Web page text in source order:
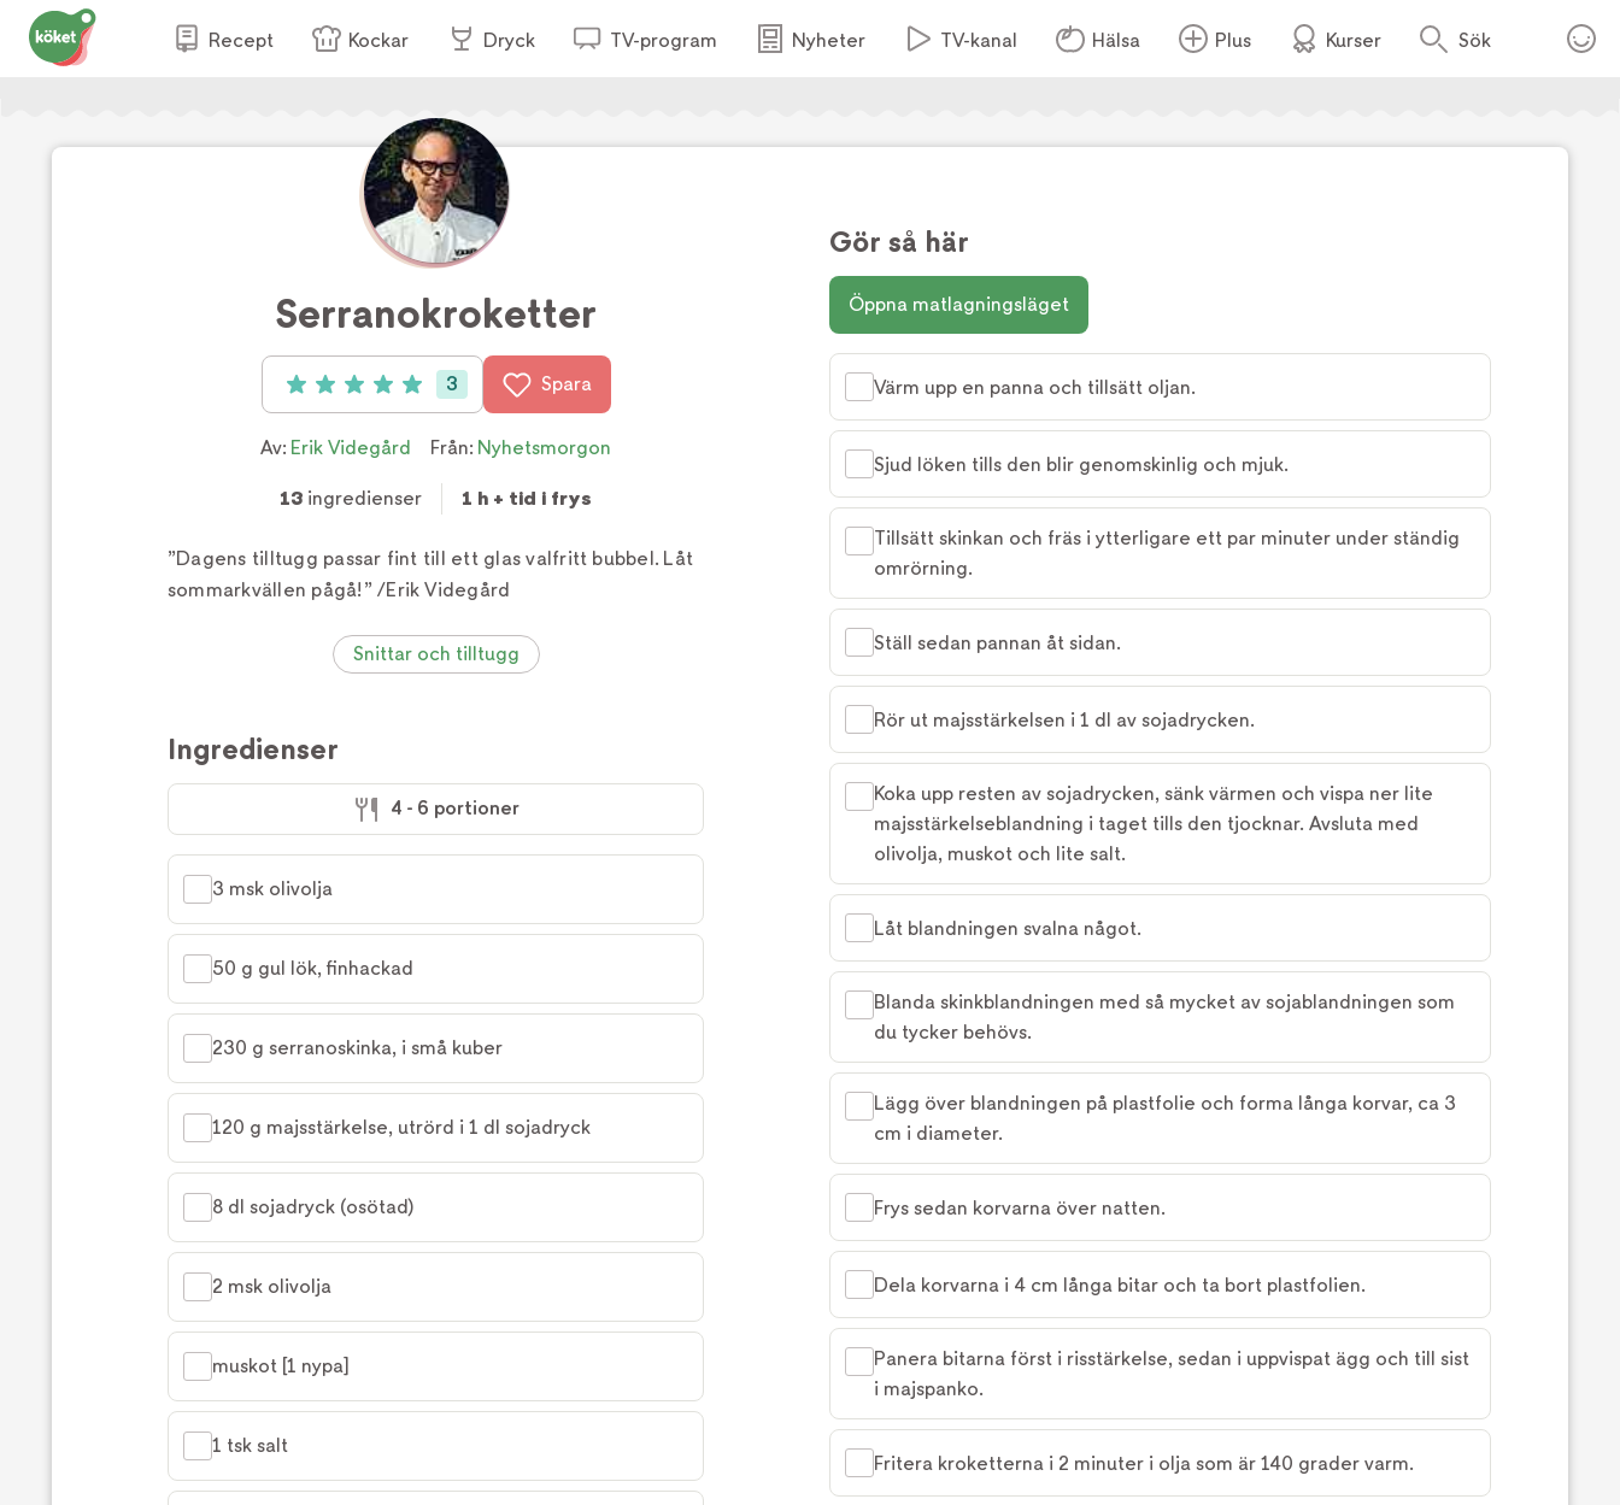
Recept Kockar Dryck TV-program Nyheter TV-kanal Hälsa Plus Kurser Sök
Foto:TV4
Serranokroketter
Betyg: 5 av 5 (3 röster)
3 Spara
Av: Erik Videgård Från: Nyhetsmorgon
13 ingredienser 1 h + tid i frys
”Dagens tilltugg passar fint till ett glas valfritt bubbel. Låt
sommarkvällen pågå!” /Erik Videgård
Snittar och tilltugg
Ingredienser
4 - 6 portioner
3 msk olivolja
50 g gul lök, finhackad
230 g serranoskinka, i små kuber
120 g majsstärkelse, utrörd i 1 dl sojadryck
8 dl sojadryck (osötad)
2 msk olivolja
muskot [1 nypa]
1 tsk salt
Gör så här
Öppna matlagningsläget
Värm upp en panna och tillsätt oljan.
Sjud löken tills den blir genomskinlig och mjuk.
Tillsätt skinkan och fräs i ytterligare ett par minuter under ständig
omrörning.
Ställ sedan pannan åt sidan.
Rör ut majsstärkelsen i 1 dl av sojadrycken.
Koka upp resten av sojadrycken, sänk värmen och vispa ner lite
majsstärkelseblandning i taget tills den tjocknar. Avsluta med
olivolja, muskot och lite salt.
Låt blandningen svalna något.
Blanda skinkblandningen med så mycket av sojablandningen som
du tycker behövs.
Lägg över blandningen på plastfolie och forma långa korvar, ca 3
cm i diameter.
Frys sedan korvarna över natten.
Dela korvarna i 4 cm långa bitar och ta bort plastfolien.
Panera bitarna först i risstärkelse, sedan i uppvispat ägg och till sist
i majspanko.
Fritera kroketterna i 2 minuter i olja som är 140 grader varm.